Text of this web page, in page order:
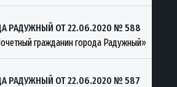
РАДУЖНЫЙ ОТ 22.06.2020 № 588
гражданин города Радужный»
РАДУЖНЫЙ ОТ 22.06.2020 № 587